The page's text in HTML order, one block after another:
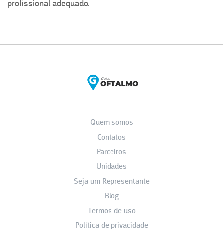
profissional adequado.
Quem somos
Contatos
Parceiros
Unidades
Seja um Representante
Blog
Termos de uso
Política de privacidade